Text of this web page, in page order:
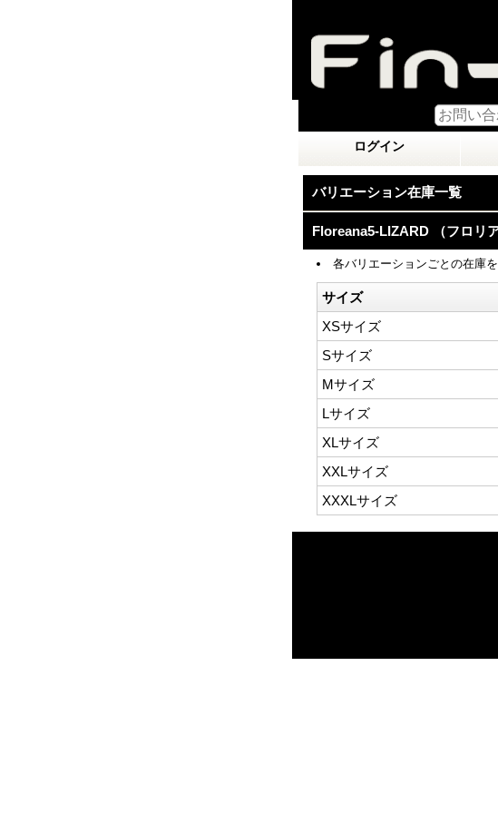
ログイン
バリエーション在庫一覧
Floreana5-LIZARD （フロリ
各バリエーションごとの在庫を
サイズ
XSサイズ
Sサイズ
Mサイズ
Lサイズ
XLサイズ
XXLサイズ
XXXLサイズ